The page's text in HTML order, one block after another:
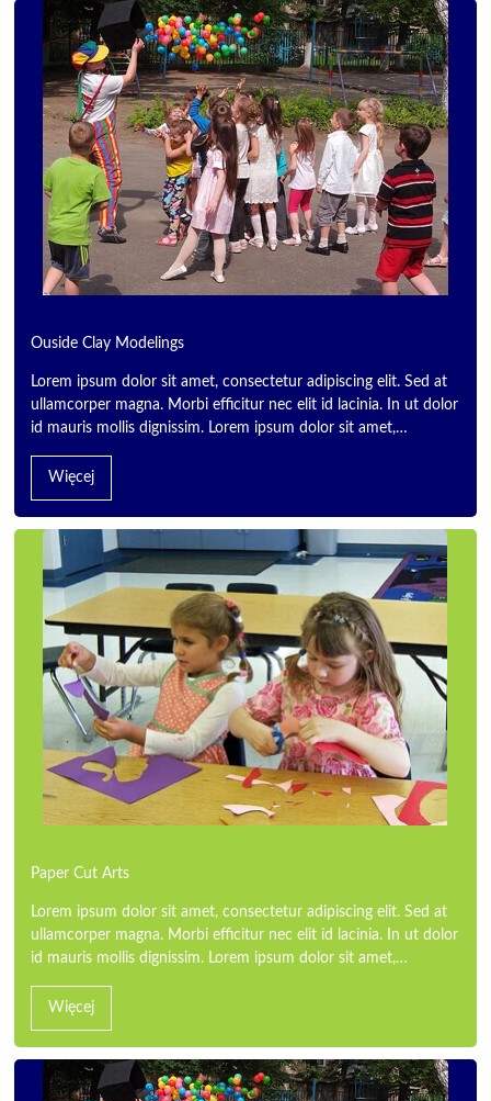
Ouside Clay Modelings
Lorem ipsum dolor sit amet, consectetur adipiscing elit. Sed at
ullamcorper magna. Morbi efficitur nec elit id lacinia. In ut dolor
id mauris mollis dignissim. Lorem ipsum dolor sit amet,…
Więcej
Paper Cut Arts
Lorem ipsum dolor sit amet, consectetur adipiscing elit. Sed at
ullamcorper magna. Morbi efficitur nec elit id lacinia. In ut dolor
id mauris mollis dignissim. Lorem ipsum dolor sit amet,…
Więcej